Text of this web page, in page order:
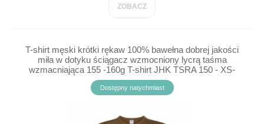
ZOBACZ
T-shirt męski krótki rękaw 100% bawełna dobrej jakości
miła w dotyku ściągacz wzmocniony lycrą taśma
wzmacniająca 155 -160g T-shirt JHK TSRA 150 - XS-
5XL
Dostępny natychmiast